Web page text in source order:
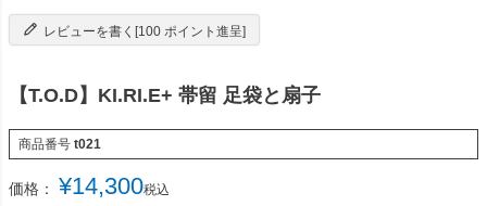
レビューを書く[100 ポイント進呈]
【T.O.D】KI.RI.E+ 帯留 足袋と扇子
商品番号 t021
価格： ¥14,300税込